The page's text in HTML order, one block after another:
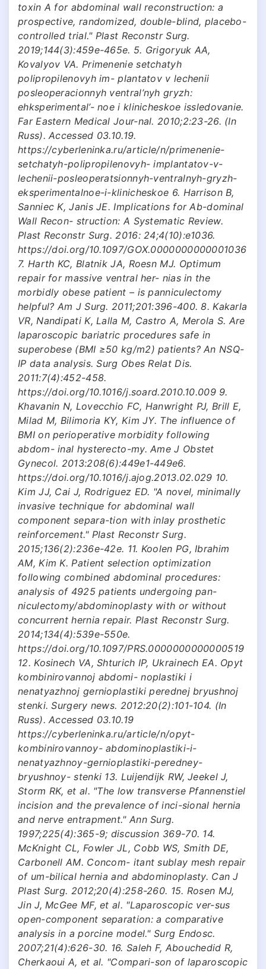
toxin A for abdominal wall reconstruction: a
prospective, randomized, double-blind, placebo-
controlled trial." Plast Reconstr Surg.
2019;144(3):459e-465e. 5. Grigoryuk AA,
Kovalyov VA. Primenenie setchatyh
polipropilenovyh im- plantatov v lechenii
posleoperacionnyh ventral’nyh gryzh:
ehksperimental’- noe i klinicheskoe issledovanie.
Far Eastern Medical Jour-nal. 2010;2:23-26. (In
Russ). Accessed 03.10.19.
https://cyberleninka.ru/article/n/primenenie-
setchatyh-polipropilenovyh- implantatov-v-
lechenii-posleoperatsionnyh-ventralnyh-gryzh-
eksperimentalnoe-i-klinicheskoe 6. Harrison B,
Sanniec K, Janis JE. Implications for Ab-dominal
Wall Recon- struction: A Systematic Review.
Plast Reconstr Surg. 2016: 24;4(10):e1036.
https://doi.org/10.1097/GOX.0000000000001036
7. Harth KC, Blatnik JA, Roesn MJ. Optimum
repair for massive ventral her- nias in the
morbidly obese patient – is panniculectomy
helpful? Am J Surg. 2011;201:396-400. 8. Kakarla
VR, Nandipati K, Lalla M, Castro A, Merola S. Are
laparoscopic bariatric procedures safe in
superobese (BMI ≥50 kg/m2) patients? An NSQ-
IP data analysis. Surg Obes Relat Dis.
2011:7(4):452-458.
https://doi.org/10.1016/j.soard.2010.10.009 9.
Khavanin N, Lovecchio FC, Hanwright PJ, Brill E,
Milad M, Bilimoria KY, Kim JY. The influence of
BMI on perioperative morbidity following
abdom- inal hysterecto-my. Ame J Obstet
Gynecol. 2013:208(6):449e1-449e6.
https://doi.org/10.1016/j.ajog.2013.02.029 10.
Kim JJ, Cai J, Rodriguez ED. "A novel, minimally
invasive technique for abdominal wall
component separa-tion with inlay prosthetic
reinforcement." Plast Reconstr Surg.
2015;136(2):236e-42e. 11. Koolen PG, Ibrahim
AM, Kim K. Patient selection optimization
following combined abdominal procedures:
analysis of 4925 patients undergoing pan-
niculectomy/abdominoplasty with or without
concurrent hernia repair. Plast Reconstr Surg.
2014;134(4):539e-550e.
https://doi.org/10.1097/PRS.0000000000000519
12. Kosinech VA, Shturich IP, Ukrainech EA. Opyt
kombinirovannoj abdomi- noplastiki i
nenatyazhnoj gernioplastiki perednej bryushnoj
stenki. Surgery news. 2012:20(2):101-104. (In
Russ). Accessed 03.10.19
https://cyberleninka.ru/article/n/opyt-
kombinirovannoy- abdominoplastiki-i-
nenatyazhnoy-gernioplastiki-peredney-
bryushnoy- stenki 13. Luijendijk RW, Jeekel J,
Storm RK, et al. "The low transverse Pfannenstiel
incision and the prevalence of inci-sional hernia
and nerve entrapment." Ann Surg.
1997;225(4):365-9; discussion 369-70. 14.
McKnight CL, Fowler JL, Cobb WS, Smith DE,
Carbonell AM. Concom- itant sublay mesh repair
of um-bilical hernia and abdominoplasty. Can J
Plast Surg. 2012;20(4):258-260. 15. Rosen MJ,
Jin J, McGee MF, et al. "Laparoscopic ver-sus
open-component separation: a comparative
analysis in a porcine model." Surg Endosc.
2007;21(4):626-30. 16. Saleh F, Abouchedid R,
Cherkaoui A, et al. "Compari-son of laparoscopic